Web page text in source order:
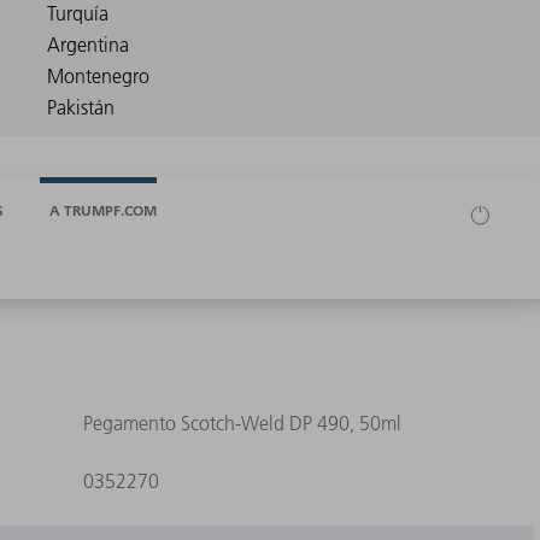
A TRUMPF.COM
Pegamento Scotch-Weld DP 490, 50ml
0352270